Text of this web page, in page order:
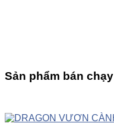
Sản phẩm bán chạy